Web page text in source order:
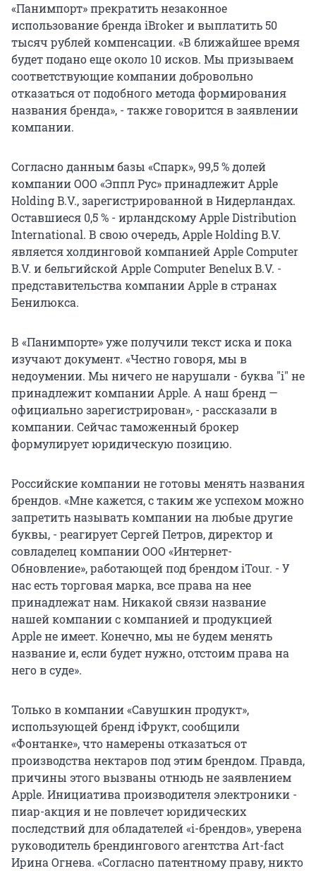
«Панимпорт» прекратить незаконное
использование бренда iBroker и выплатить 50
тысяч рублей компенсации. «В ближайшее время
будет подано еще около 10 исков. Мы призываем
соответствующие компании добровольно
отказаться от подобного метода формирования
названия бренда», - также говорится в заявлении
компании.
Согласно данным базы «Спарк», 99,5 % долей
компании ООО «Эппл Рус» принадлежит Apple
Holding B.V., зарегистрированной в Нидерландах.
Оставшиеся 0,5 % - ирландскому Apple Distribution
International. В свою очередь, Apple Holding B.V.
является холдинговой компанией Apple Computer
B.V. и бельгийской Apple Computer Benelux B.V. -
представительства компании Apple в странах
Бенилюкса.
В «Панимпорте» уже получили текст иска и пока
изучают документ. «Честно говоря, мы в
недоумении. Мы ничего не нарушали - буква "i" не
принадлежит компании Apple. А наш бренд —
официально зарегистрирован», - рассказали в
компании. Сейчас таможенный брокер
формулирует юридическую позицию.
Российские компании не готовы менять названия
брендов. «Мне кажется, с таким же успехом можно
запретить называть компании на любые другие
буквы, - реагирует Сергей Петров, директор и
совладелец компании ООО «Интернет-
Обновление», работающей под брендом iTour. - У
нас есть торговая марка, все права на нее
принадлежат нам. Никакой связи название
нашей компании с компанией и продукцией
Apple не имеет. Конечно, мы не будем менять
название и, если будет нужно, отстоим права на
него в суде».
Только в компании «Савушкин продукт»,
использующей бренд iФрукт, сообщили
«Фонтанке», что намерены отказаться от
производства нектаров под этим брендом. Правда,
причины этого вызваны отнюдь не заявлением
Apple. Инициатива производителя электроники -
пиар-акция и не повлечет юридических
последствий для обладателей «i-брендов», уверена
руководитель брендингового агентства Art-fact
Ирина Огнева. «Согласно патентному праву, никто